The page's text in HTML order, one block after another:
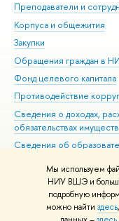
Мы используем
НИУ ВШЭ и
подробную
можно найти здесь
Преподаватели и
Корпуса и общежития
Закупки
Обращения граждан в
Фонд целевого капитала
Противодействие
Сведения о доходах,
обязательствах
Сведения об
Людям с ограниченными
Единая платежная
Работа в Вышке